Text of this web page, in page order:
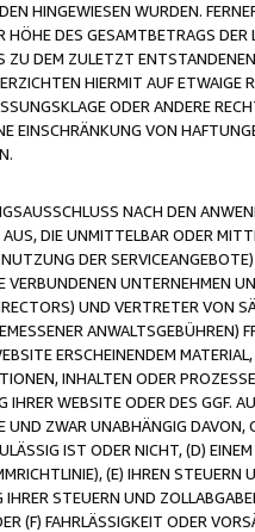
HINGEWIESEN WURDEN.
HÖHE DES GESAMTBETRAGS
ZU DEM ZULETZT
HIERMIT AUF
ODER ANDERE
EINSCHRÄNKUNG VON
NACH DEN
DIE UNMITTELBAR ODER
DER
VERBUNDENEN UNTERNEHMEN
UND VERTRETER VON
ERSCHEINENDEM
INHALTEN ODER
WEBSITE ODER DES GGF.
UND ZWAR UNABHÄNGIG
IST ODER NICHT, (D)
(E) IHREN
STEUERN UND
(F) FAHRLÄSSIGKEIT ODER